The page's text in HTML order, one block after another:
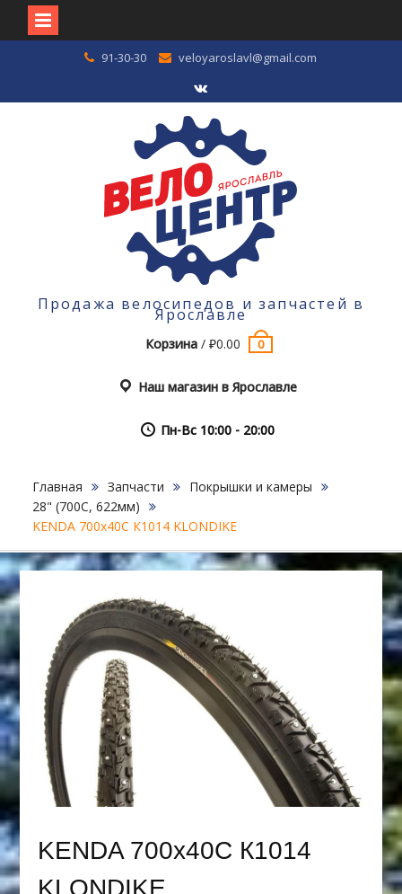
91-30-30 veloyaroslavl@gmail.com
VK
Продажа велосипедов и запчастей в
Ярославле
Корзина /₽0.00 0
Наш магазин в Ярославле
Пн-Вс 10:00 - 20:00
Главная Запчасти
Покрышки и камеры
28" (700C, 622мм)
KENDA 700х40С К1014 KLONDIKE
KENDA 700х40С К1014
KLONDIKE